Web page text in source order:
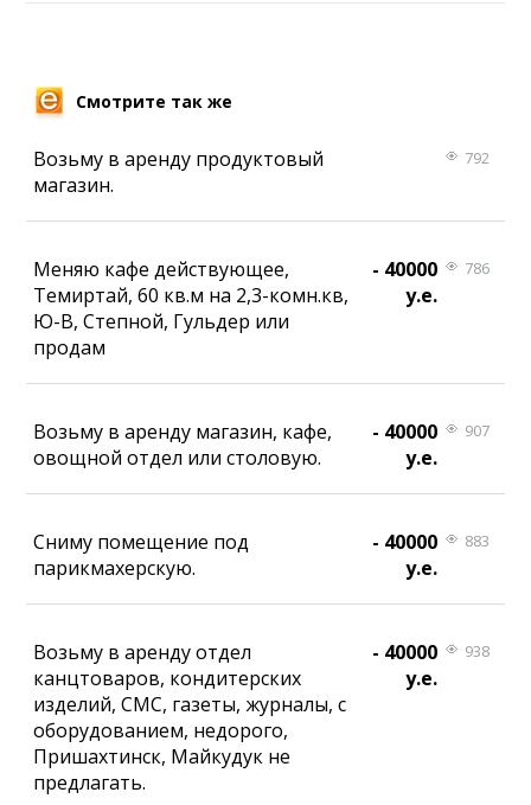
Смотрите так же
Возьму в аренду продуктовый
магазин.
792
Меняю кафе действующее,
Темиртай, 60 кв.м на 2,3-комн.кв,
Ю-В, Степной, Гульдер или
продам
- 40000
у.е.
786
Возьму в аренду магазин, кафе,
овощной отдел или столовую.
- 40000
у.е.
907
Сниму помещение под
парикмахерскую.
- 40000
у.е.
883
Возьму в аренду отдел
канцтоваров, кондитерских
изделий, СМС, газеты, журналы, с
оборудованием, недорого,
Пришахтинск, Майкудук не
предлагать.
- 40000
у.е.
938